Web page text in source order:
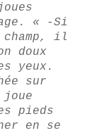
« -Si
champ, il
doux
yeux.
sur
pieds
en se